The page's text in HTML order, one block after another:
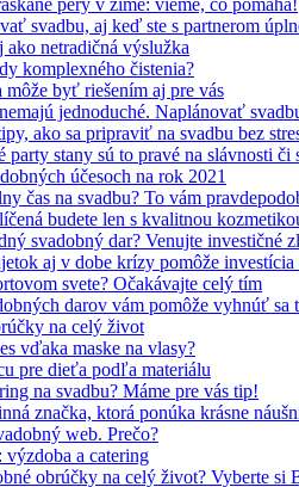
pery v zime: vieme, čo pomáha!
svadbu, aj keď ste s partnerom
ako netradičná výslužka
komplexného čistenia?
môže byť riešením aj pre vás
jednoduché. Naplánovať
ako sa pripraviť na svadbu bez
party stany sú to pravé na slávnosti či
účesoch na rok 2021
čas na svadbu? To vám
budete len s kvalitnou
svadobný dar? Venujte investičné
aj v dobe krízy pomôže investícia
svete? Očakávajte celý tím
darov vám pomôže vyhnúť sa
na celý život
vďaka maske na vlasy?
pre dieťa podľa materiálu
na svadbu? Máme pre vás tip!
značka, ktorá ponúka krásne
web. Prečo?
výzdoba a catering
obrúčky na celý život? Vyberte si